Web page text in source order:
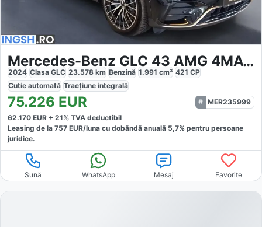
Mercedes-Benz GLC 43 AMG 4MATIC
2024 Clasa GLC 23.578 km Benzină 1.991 cm³ 421 CP
Cutie automată Tracțiune integrală
75.226 EUR
MER235999
62.170 EUR + 21% TVA deductibil
Leasing de la 757 EUR/luna cu dobăndă anuală 5,7% pentru persoane
juridice.
Sună WhatsApp Mesaj Favorite